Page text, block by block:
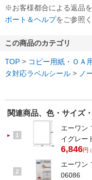
※お客様都合による返品
ポート＆ヘルプをご参照
この商品のカテゴリ
TOP > コピー用紙・ＯＡ
タ対応ラベルシール > ノ
関連商品、色・サイズ
1
エーワン
イグレー
6,846円
2
エーワン
06086